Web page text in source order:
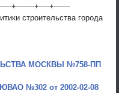
+——-+—-+——
строительства города
МОСКВЫ №758-ПП
№302 от 2002-02-08